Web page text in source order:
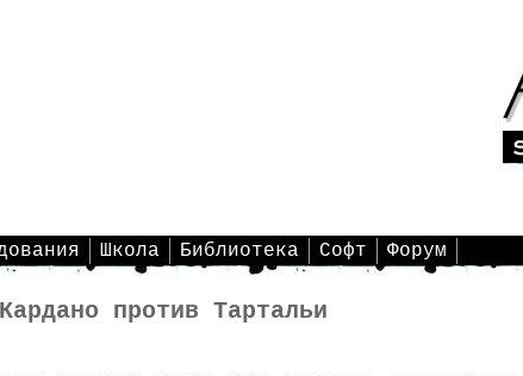
Школа Библиотека Софт Форум
против Тартальи